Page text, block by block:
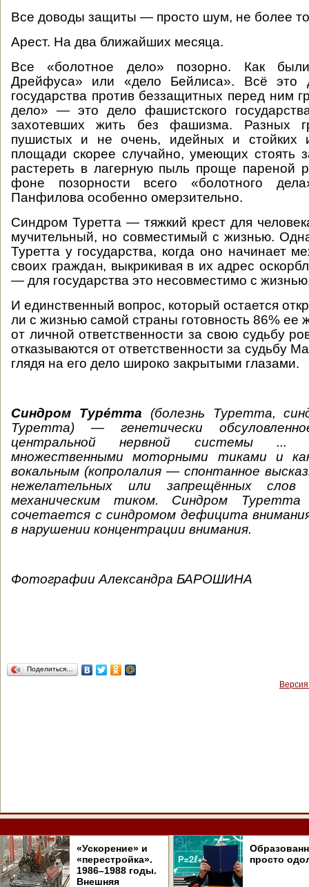
Все доводы защиты — просто шум, не более
Арест. На два ближайших месяца.
Все «болотное дело» позорно. Как
Дрейфуса» или «дело Бейлиса». Всё это
государства против беззащитных перед ним
дело» — это дело фашистского
захотевших жить без фашизма. Разных
пушистых и не очень, идейных и стойких
площади скорее случайно, умеющих стоять
растереть в лагерную пыль проще пареной
фоне позорности всего «болотного
Панфилова особенно омерзительно.
Синдром Туретта — тяжкий крест для
мучительный, но совместимый с жизнью.
Туретта у государства, когда оно начинает
своих граждан, выкрикивая в их адрес
— для государства это несовместимо с
И единственный вопрос, который остается
ли с жизнью самой страны готовность 86% ее
от личной ответственности за свою судьбу
отказываются от ответственности за судьбу
глядя на его дело широко закрытыми глазами.
Синдром Туре́тта
(болезнь Туретта,
Туретта) — генетически
центральной нервной системы ...
множественными моторными тиками
и
вокальным (копролалия — спонтанное
нежелательных или запрещённых
механическим тиком. Синдром
сочетается с синдромом дефицита
в нарушении концентрации внимания.
Фотографии Александра БАРОШИНА
Поделиться…
«Ускорение» и
«перестройка».
1986–1988 годы.
Внешняя
просто